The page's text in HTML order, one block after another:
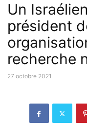
SCIENCE ET TECHNOLOGIE
Un
président
recherche
27 octobre 2021